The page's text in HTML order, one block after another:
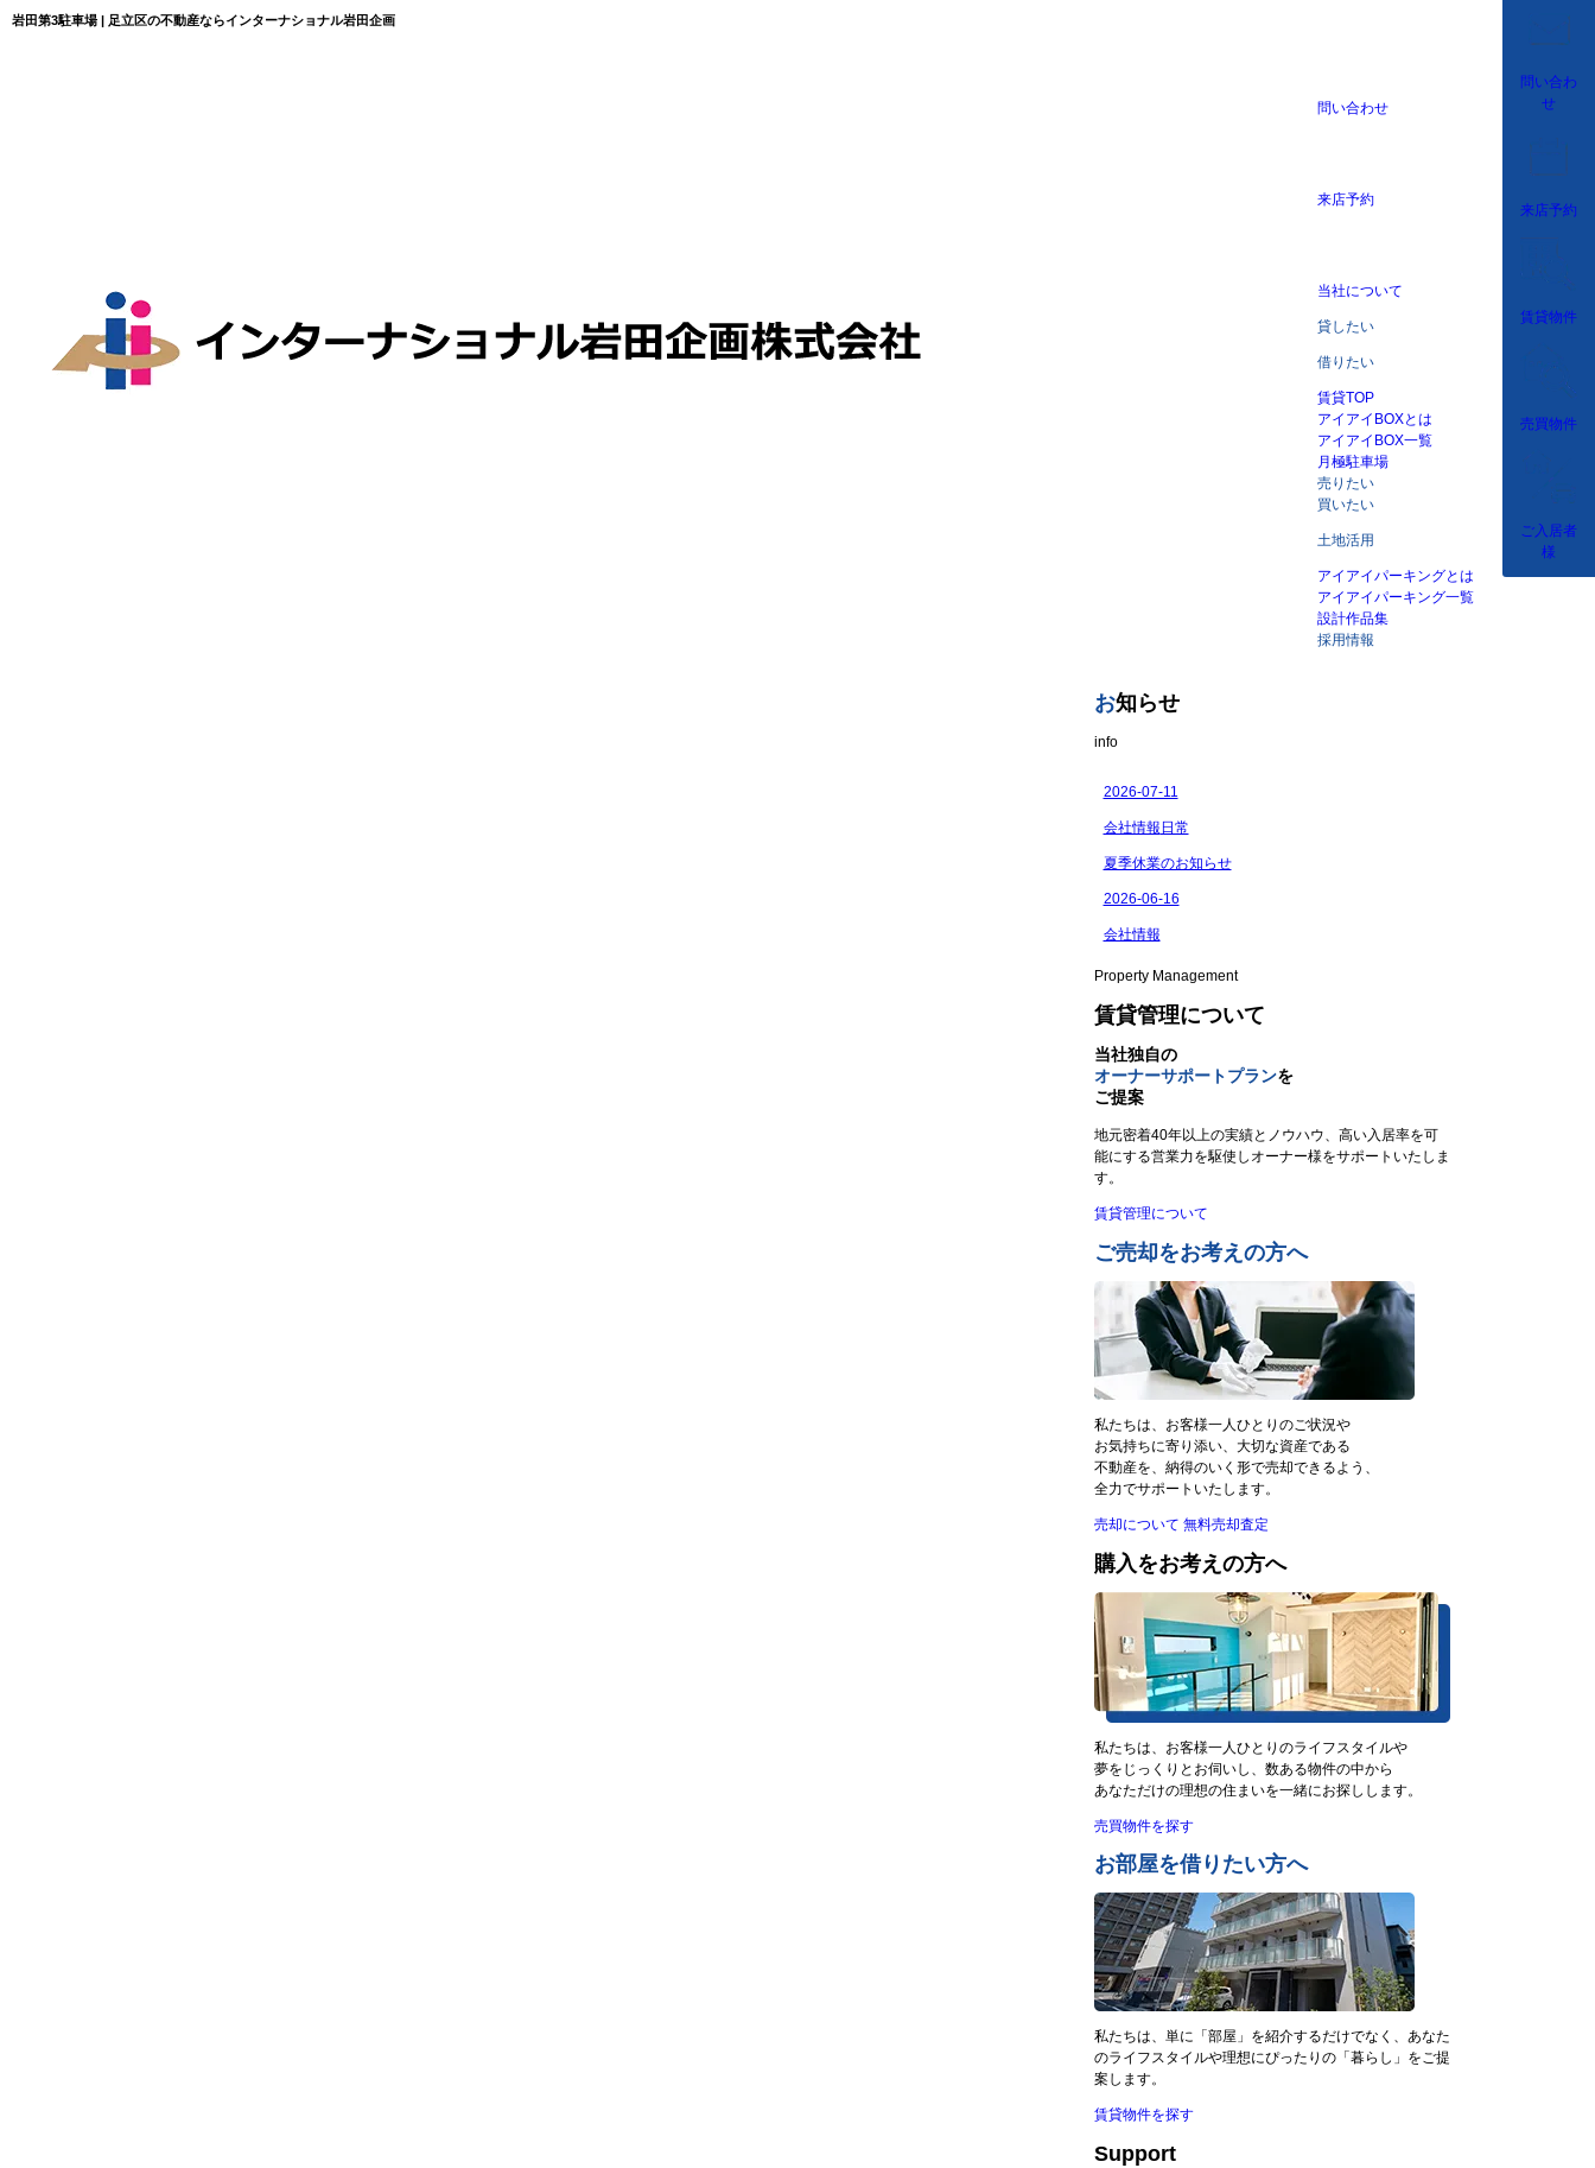
岩田第3駐車場 | 足立区の不動産ならインターナショナル岩田企画
問い合わせ
来店予約
当社について
貸したい
借りたい
賃貸TOP
アイアイBOXとは
アイアイBOX一覧
月極駐車場
売りたい
買いたい
土地活用
アイアイパーキングとは
アイアイパーキング一覧
設計作品集
採用情報
問い合わ
せ
来店予約
賃貸物件
売買物件
ご入居者
様
お知らせ
info
Property Management
賃貸管理について
当社独自の
オーナーサポートプランを
ご提案
地元密着40年以上の実績とノウハウ、高い入居率を可
能にする営業力を駆使しオーナー様をサポートいたしま
す。
賃貸管理について
ご売却をお考えの方へ
私たちは、お客様一人ひとりのご状況や
お気持ちに寄り添い、大切な資産である
不動産を、納得のいく形で売却できるよう、
全力でサポートいたします。
売却について 無料売却査定
購入をお考えの方へ
私たちは、お客様一人ひとりのライフスタイルや
夢をじっくりとお伺いし、数ある物件の中から
あなただけの理想の住まいを一緒にお探しします。
売買物件を探す
お部屋を借りたい方へ
私たちは、単に「部屋」を紹介するだけでなく、あなた
のライフスタイルや理想にぴったりの「暮らし」をご提
案します。
賃貸物件を探す
Support